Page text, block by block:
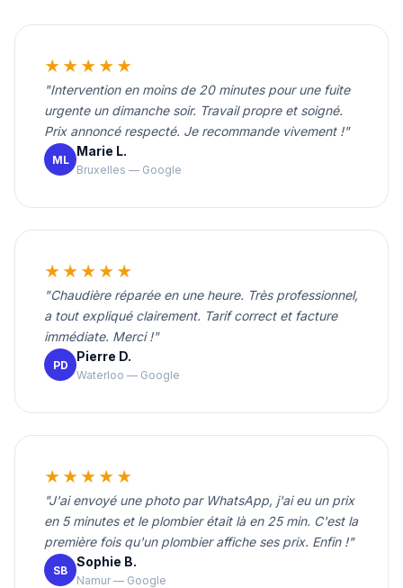
★★★★★
"Intervention en moins de 20 minutes pour une fuite
urgente un dimanche soir. Travail propre et soigné.
Prix annoncé respecté. Je recommande vivement !"
ML
Marie L.
Bruxelles — Google
★★★★★
"Chaudière réparée en une heure. Très professionnel,
a tout expliqué clairement. Tarif correct et facture
immédiate. Merci !"
PD
Pierre D.
Waterloo — Google
★★★★★
"J'ai envoyé une photo par WhatsApp, j'ai eu un prix
en 5 minutes et le plombier était là en 25 min. C'est la
première fois qu'un plombier affiche ses prix. Enfin !"
SB
Sophie B.
Namur — Google